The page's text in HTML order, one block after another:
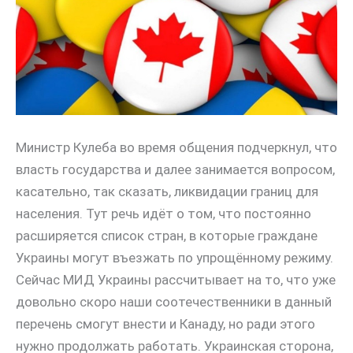
Министр Кулеба во время общения подчеркнул, что
власть государства и далее занимается вопросом,
касательно, так сказать, ликвидации границ для
населения. Тут речь идёт о том, что постоянно
расширяется список стран, в которые граждане
Украины могут въезжать по упрощённому режиму.
Сейчас МИД Украины рассчитывает на то, что уже
довольно скоро наши соотечественники в данный
перечень смогут внести и Канаду, но ради этого
нужно продолжать работать. Украинская сторона,